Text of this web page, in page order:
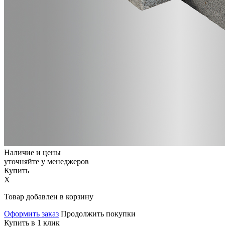
Наличие и цены
уточняйте у менеджеров
Купить
X
Товар добавлен в корзину
Оформить заказ Продолжить покупки
Купить в 1 клик